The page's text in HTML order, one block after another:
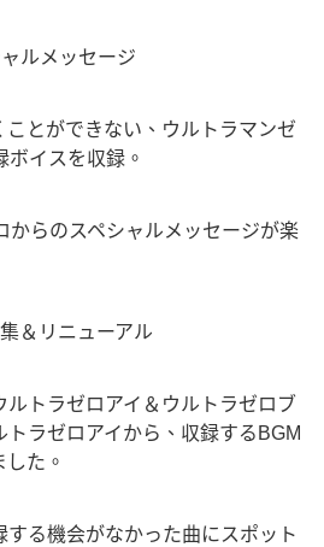
ルメッセージ
ことができない、ウルトラマンゼ
ボイスを収録。
からのスペシャルメッセージが楽
＆リニューアル
トラゼロアイ＆ウルトラゼロブ
トラゼロアイから、収録するBGM
た。
する機会がなかった曲にスポット